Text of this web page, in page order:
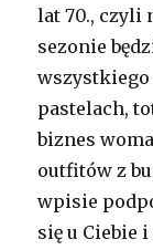
lat 70., czyli
sezonie
pastelach,
biznes
outfitów z
wpisie
się u Ciebie